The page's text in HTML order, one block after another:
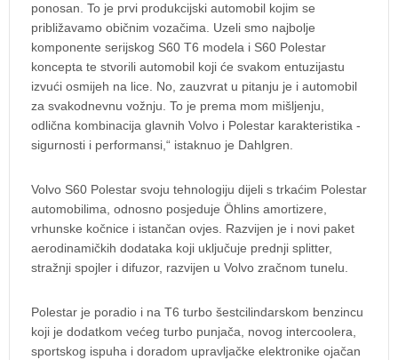
ponosan. To je prvi produkcijski automobil kojim se
približavamo običnim vozačima. Uzeli smo najbolje
komponente serijskog S60 T6 modela i S60 Polestar
koncepta te stvorili automobil koji će svakom entuzijastu
izvući osmijeh na lice. No, zauzvrat u pitanju je i automobil
za svakodnevnu vožnju. To je prema mom mišljenju,
odlična kombinacija glavnih Volvo i Polestar karakteristika -
sigurnosti i performansi,“ istaknuo je Dahlgren.
Volvo S60 Polestar svoju tehnologiju dijeli s trkaćim Polestar
automobilima, odnosno posjeduje Öhlins amortizere,
vrhunske kočnice i istančan ovjes. Razvijen je i novi paket
aerodinamičkih dodataka koji uključuje prednji splitter,
stražnji spojler i difuzor, razvijen u Volvo zračnom tunelu.
Polestar je poradio i na T6 turbo šestcilindarskom benzincu
koji je dodatkom većeg turbo punjača, novog intercoolera,
sportskog ispuha i doradom upravljačke elektronike ojačan